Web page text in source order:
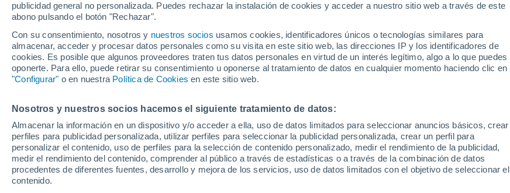
publicidad general no personalizada. Puedes rechazar la instalación de cookies y acceder a nuestro sitio web a través de este
abono pulsando el botón "Rechazar".
Con su consentimiento, nosotros y nuestros socios usamos cookies, identificadores únicos o tecnologías similares para
almacenar, acceder y procesar datos personales como su visita en este sitio web, las direcciones IP y los identificadores de
cookies. Es posible que algunos proveedores traten tus datos personales en virtud de un interés legítimo, algo a lo que puedes
oponerte. Para ello, puede retirar su consentimiento u oponerse al tratamiento de datos en cualquier momento haciendo clic en
"Configurar" o en nuestra Política de Cookies en este sitio web.
Nosotros y nuestros socios hacemos el siguiente tratamiento de datos:
Almacenar la información en un dispositivo y/o acceder a ella, uso de datos limitados para seleccionar anuncios básicos, crear
perfiles para publicidad personalizada, utilizar perfiles para seleccionar la publicidad personalizada, crear un perfil para
personalizar el contenido, uso de perfiles para la selección de contenido personalizado, medir el rendimiento de la publicidad,
medir el rendimiento del contenido, comprender al público a través de estadísticas o a través de la combinación de datos
procedentes de diferentes fuentes, desarrollo y mejora de los servicios, uso de datos limitados con el objetivo de seleccionar el
contenido.
Pistas por dificultad 0 7 5 0
Kilómetros esquiables - / 8
Remontes 0 / 8
Espesor de nieve en la base
Espesor de nieve en la parte superior -
Webcams en Strbske Pleso